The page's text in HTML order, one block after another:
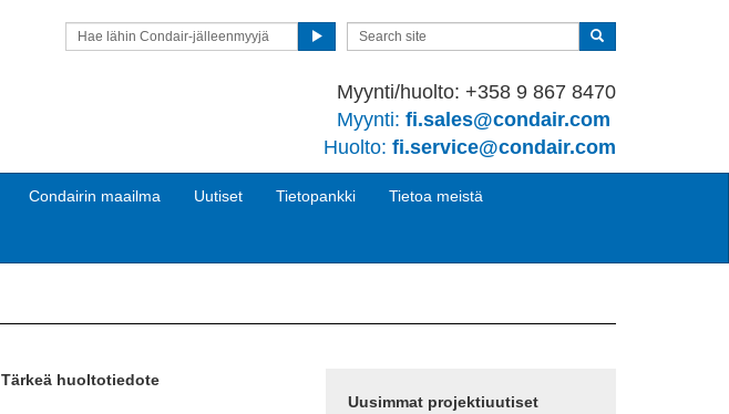
Hae lähin Condair-jälleenmyyjä
Myynti/huolto: +358 9 867 8470
Myynti: fi.sales@condair.com
Huolto: fi.service@condair.com
Condairin maailma Uutiset Tietopankki Tietoa meistä
Tärkeä huoltotiedote
Uusimmat projektiuutiset